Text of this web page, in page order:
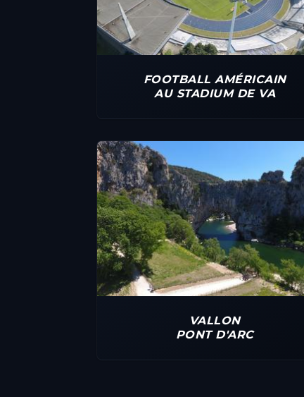
FOOTBALL AMÉRICAIN
AU STADIUM DE VA
VALLON
PONT D'ARC